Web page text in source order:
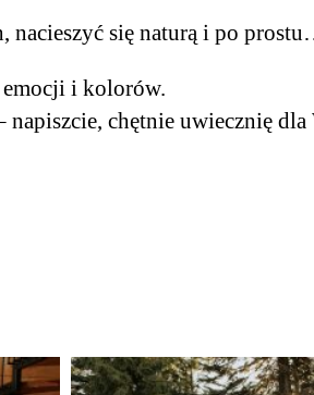
nacieszyć się naturą i po
emocji i kolorów.
chętnie uwiecznię dla